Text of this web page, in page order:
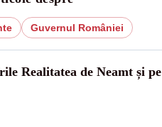
Guvernul României
Realitatea de Neamt și pe